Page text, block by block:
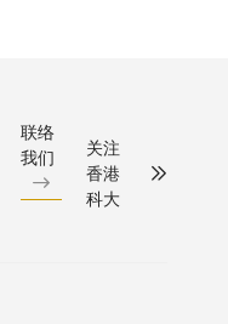
联络
我们
关注
香港
科大